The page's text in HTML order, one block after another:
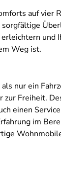
auf vier
und
Weg ist.
nur ein
zur Freiheit.
einen
im